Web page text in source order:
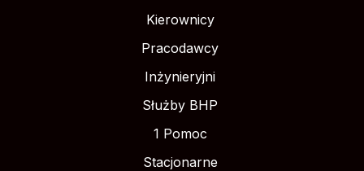
Kierownicy
Pracodawcy
Inżynieryjni
Służby BHP
1 Pomoc
Stacjonarne